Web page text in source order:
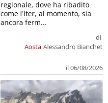
Aosta
di
Alessandro Bianchet
il 06/08/2026
regionale, dove ha ribadito
come l'iter, al momento, sia
ancora ferm...